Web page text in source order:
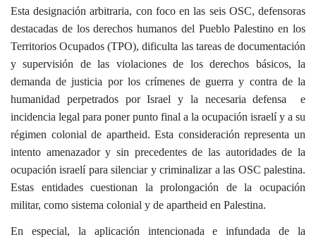
Esta designación arbitraria, con foco en las seis OSC, defensoras
destacadas de los derechos humanos del Pueblo Palestino en los
Territorios Ocupados (TPO), dificulta las tareas de documentación
y supervisión de las violaciones de los derechos básicos, la
demanda de justicia por los crímenes de guerra y contra de la
humanidad perpetrados por Israel y la necesaria defensa e
incidencia legal para poner punto final a la ocupación israelí y a su
régimen colonial de apartheid. Esta consideración representa un
intento amenazador y sin precedentes de las autoridades de la
ocupación israelí para silenciar y criminalizar a las OSC palestina.
Estas entidades cuestionan la prolongación de la ocupación
militar, como sistema colonial y de apartheid en Palestina.
En especial, la aplicación intencionada e infundada de la